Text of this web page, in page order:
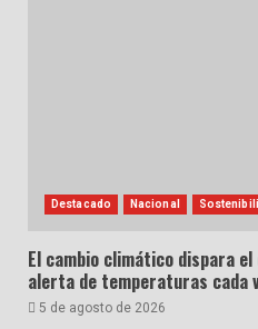
Destacado Nacional
El cambio climático dispara el
alerta de temperaturas cada
5 de agosto de 2026